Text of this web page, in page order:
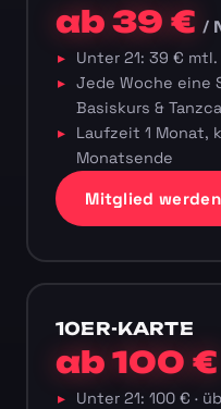
ab 39 €/
Unter 21: 39 € mtl.
Jede Woche eine
Basiskurs &
Laufzeit 1 Monat,
Monatsende
Mitglied werden
10ER-KARTE
ab 100 €
Unter 21: 100 € ·